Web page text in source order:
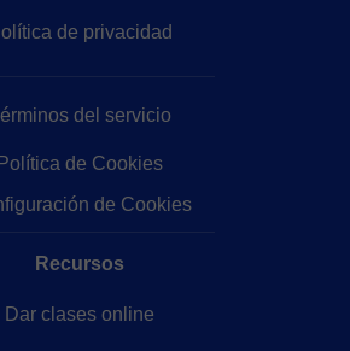
de privacidad
del servicio
Política de Cookies
de Cookies
Recursos
Dar clases online